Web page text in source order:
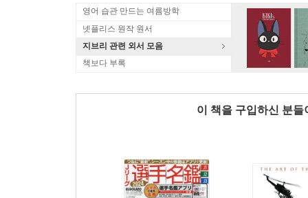
영어 습관 만드는 여름방학
넷플리스 원작 원서
지브리 관련 외서 모음
책보다 부록
이 책을 구입하신 분